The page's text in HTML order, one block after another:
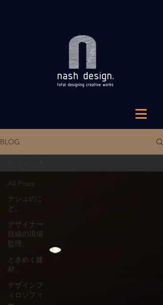
BLOG
All Posts
ナシュのこ
と。
デザイナー
目線の現場
監理。
ときめく建
材。
デザインフ
ィロソフィ